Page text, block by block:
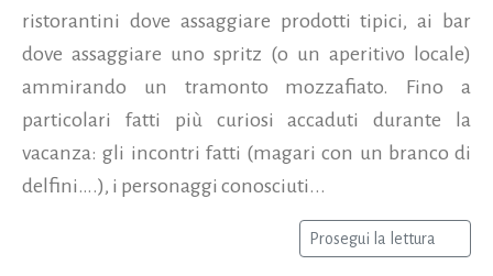
ristorantini dove assaggiare prodotti tipici, ai bar
dove assaggiare uno spritz (o un aperitivo locale)
ammirando un tramonto mozzafiato. Fino a
particolari fatti più curiosi accaduti durante la
vacanza: gli incontri fatti (magari con un branco di
delfini….), i personaggi conosciuti...
Prosegui la lettura